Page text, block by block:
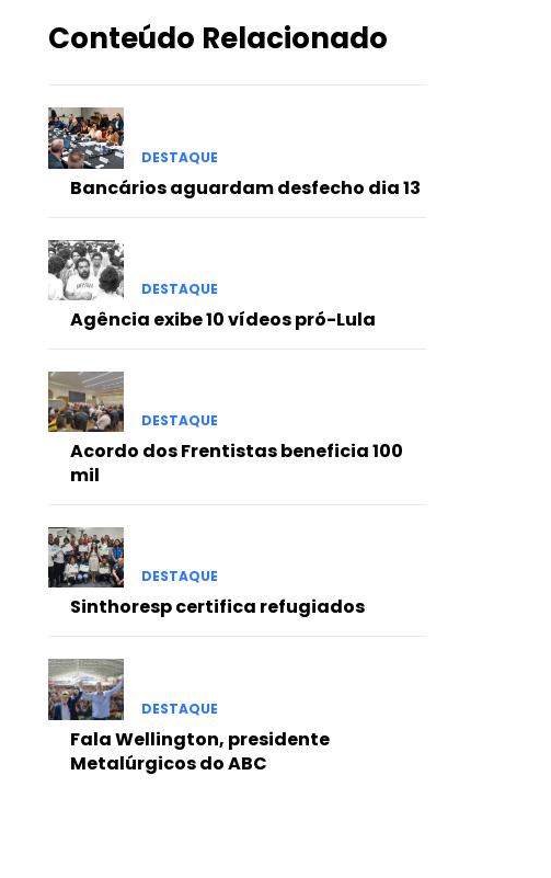
Conteúdo Relacionado
DESTAQUE
Bancários aguardam desfecho dia 13
DESTAQUE
Agência exibe 10 vídeos pró-Lula
DESTAQUE
Acordo dos Frentistas beneficia 100
mil
DESTAQUE
Sinthoresp certifica refugiados
DESTAQUE
Fala Wellington, presidente
Metalúrgicos do ABC